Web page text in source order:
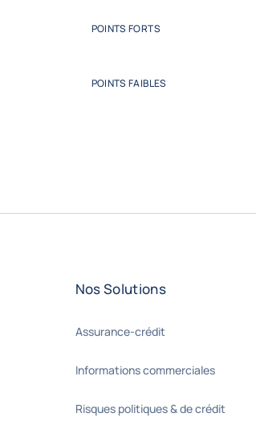
POINTS FORTS
POINTS FAIBLES
Nos Solutions
Assurance-crédit
Informations commerciales
Risques politiques & de crédit